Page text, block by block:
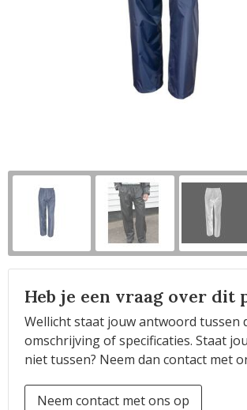
Heb je een vraag over dit
Wellicht staat jouw antwoord tussen
omschrijving of specificaties. Staat
niet tussen? Neem dan contact met
Neem contact met ons op